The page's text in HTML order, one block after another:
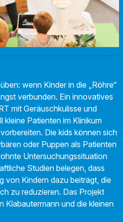
wenn Kinder in die „Röhre“
verbunden. Ein innovatives
mit Geräuschkulisse und
kleine Patienten im Klinikum
Die kids können sich
oder Puppen als Patienten
Untersuchungssituation
Studien belegen, dass
von Kindern dazu beiträgt, die
zu reduzieren. Das Projekt
Klabautermann und die kleinen